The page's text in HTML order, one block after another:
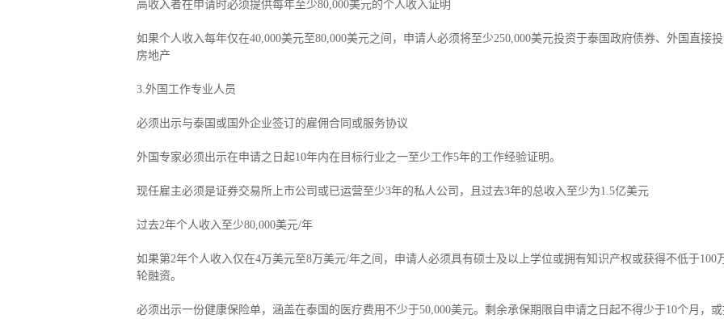
高收入者在申请时必须提供每年至少80,000美元的个人收入证明
如果个人收入每年仅在40,000美元至80,000美元之间，申请人必须将至少250,000美元投资于泰国政府债券、外国直接
房地产
3.外国工作专业人员
必须出示与泰国或国外企业签订的雇佣合同或服务协议
外国专家必须出示在申请之日起10年内在目标行业之一至少工作5年的工作经验证明。
现任雇主必须是证券交易所上市公司或已运营至少3年的私人公司，且过去3年的总收入至少为1.5亿美元
过去2年个人收入至少80,000美元/年
如果第2年个人收入仅在4万美元至8万美元/年之间，申请人必须具有硕士及以上学位或拥有知识产权或获得不低于100
轮融资。
必须出示一份健康保险单，涵盖在泰国的医疗费用不少于50,000美元。剩余承保期限自申请之日起不得少于10个月，